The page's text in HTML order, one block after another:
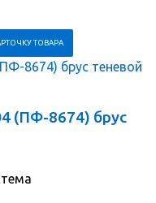
ТОВАРА
(ПФ-8674) брус